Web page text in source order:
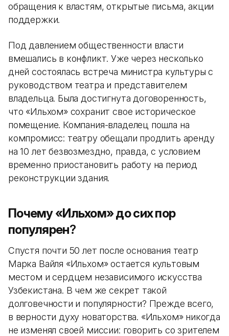
обращения к властям, открытые письма, акции
поддержки.
Под давлением общественности власти
вмешались в конфликт. Уже через несколько
дней состоялась встреча министра культуры с
руководством театра и представителем
владельца. Была достигнута договоренность,
что «Ильхом» сохранит свое историческое
помещение. Компания-владелец пошла на
компромисс: театру обещали продлить аренду
на 10 лет безвозмездно, правда, с условием
временно приостановить работу на период
реконструкции здания.
Почему «Ильхом» до сих пор
популярен?
Спустя почти 50 лет после основания театр
Марка Вайля «Ильхом» остается культовым
местом и сердцем независимого искусства
Узбекистана. В чем же секрет такой
долговечности и популярности? Прежде всего,
в верности духу новаторства. «Ильхом» никогда
не изменял своей миссии: говорить со зрителем